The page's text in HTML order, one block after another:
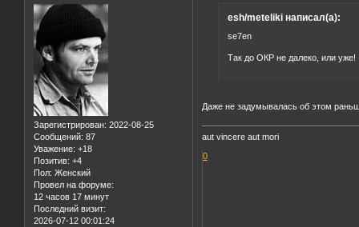
Зарегистрирован: 2022-08-25
Сообщений: 87
Уважение: +18
Позитив: +4
Пол: Женский
Провел на форуме:
12 часов 17 минут
Последний визит:
2026-07-12 00:01:24
esh/meteliki написал(а):
se7en
Так до ОКР не далеко, или уже!
Даже не задумывалась об этом
aut vincere aut mori
0